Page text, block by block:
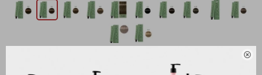

MÉTODOS Y COSTOS DE ENVÍO